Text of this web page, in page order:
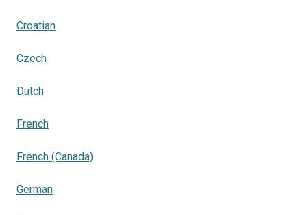
Croatian
Czech
Dutch
French
French (Canada)
German